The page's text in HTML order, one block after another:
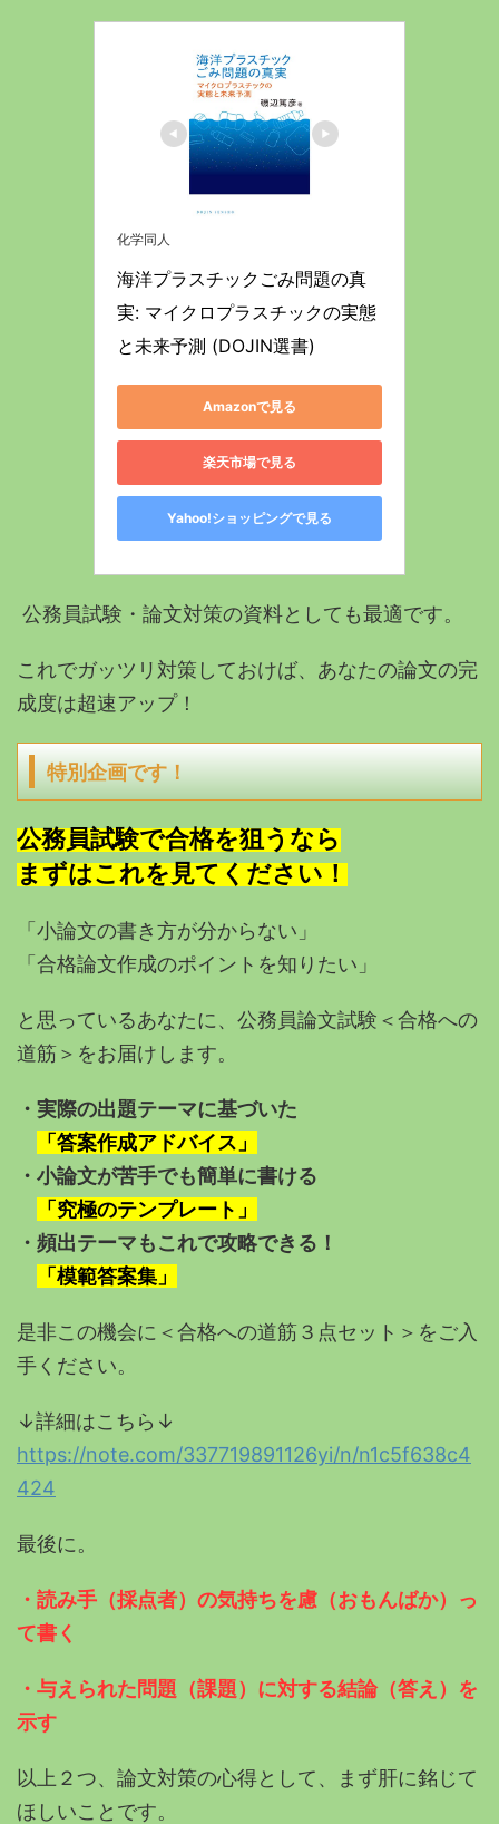
化学同人
海洋プラスチックごみ問題の真
実: マイクロプラスチックの実態
と未来予測 (DOJIN選書)
Amazonで見る
楽天市場で見る
Yahoo!ショッピングで見る
公務員試験・論文対策の資料としても最適です。
これでガッツリ対策しておけば、あなたの論文の完
成度は超速アップ！
特別企画です！
公務員試験で合格を狙うなら
まずはこれを見てください！
「小論文の書き方が分からない」
「合格論文作成のポイントを知りたい」
と思っているあなたに、公務員論文試験 ＜合格への
道筋＞をお届けします。
・実際の出題テーマに基づいた
「答案作成アドバイス」
・小論文が苦手でも簡単に書ける
「究極のテンプレート」
・頻出テーマもこれで攻略できる！
「模範答案集」
是非この機会に＜合格への道筋３点セット＞をご入
手ください。
↓詳細はこちら↓
https://note.com/337719891126yi/n/n1c5f638c4
424
最後に。
・読み手（採点者）の気持ちを慮（おもんばか）っ
て書く
・与えられた問題（課題）に対する結論（答え）を
示す
以上２つ、論文対策の心得として、まず肝に銘じて
ほしいことです。